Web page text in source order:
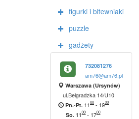
figurki i bitewniaki
puzzle
gadżety
732081276
am76@am76.pl
Warszawa (Ursynów)
ul.Belgradzka 14/U10
Pn.-Pt. 1100 - 1900
So. 1100 - 1700